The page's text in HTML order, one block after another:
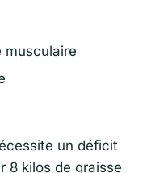
un déficit
8 kilos de graisse